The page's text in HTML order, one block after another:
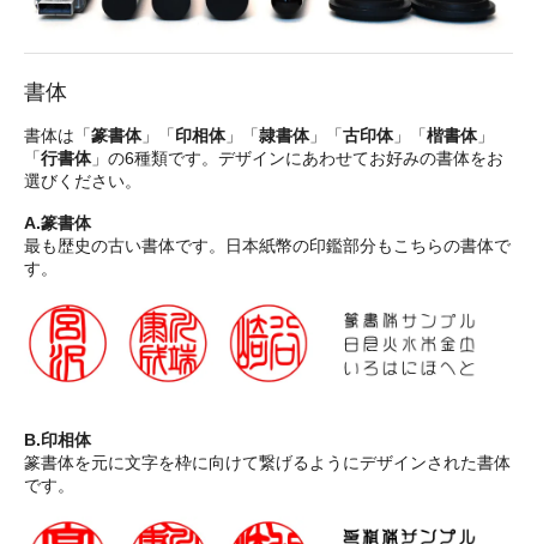
書体
書体は「篆書体」「印相体」「隷書体」「古印体」「楷書体」
「行書体」の6種類です。デザインにあわせてお好みの書体をお
選びください。
A.篆書体
最も歴史の古い書体です。日本紙幣の印鑑部分もこちらの書体で
す。
B.印相体
篆書体を元に文字を枠に向けて繋げるようにデザインされた書体
です。